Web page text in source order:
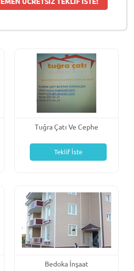
Tuğra Çatı Ve Cephe
Teklif İste
Bedoka İnşaat